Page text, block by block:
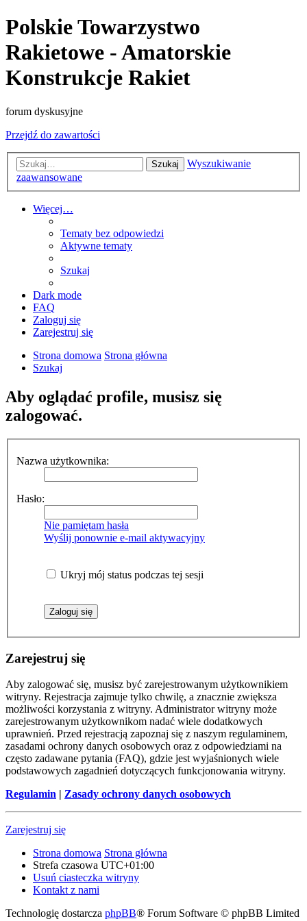
Polskie Towarzystwo
Rakietowe - Amatorskie
Konstrukcje Rakiet
forum dyskusyjne
Przejdź do zawartości
Szukaj
Wyszukiwanie
zaawansowane
Więcej…
Tematy bez odpowiedzi
Aktywne tematy
Szukaj
Dark mode
FAQ
Zaloguj się
Zarejestruj się
Strona domowa Strona główna
Szukaj
Aby oglądać profile, musisz się
zalogować.
Nazwa użytkownika:
Hasło:
Nie pamiętam hasła
Wyślij ponownie e-mail aktywacyjny
Ukryj mój status podczas tej sesji
Zarejestruj się
Aby zalogować się, musisz być zarejestrowanym użytkownikiem
witryny. Rejestracja zajmuje tylko chwilę, a znacznie zwiększa
możliwości korzystania z witryny. Administrator witryny może
zarejestrowanym użytkownikom nadać wiele dodatkowych
uprawnień. Przed rejestracją zapoznaj się z naszym regulaminem,
zasadami ochrony danych osobowych oraz z odpowiedziami na
często zadawane pytania (FAQ), gdzie jest wyjaśnionych wiele
podstawowych zagadnień dotyczących funkcjonowania witryny.
Regulamin | Zasady ochrony danych osobowych
Zarejestruj się
Strona domowa Strona główna
Strefa czasowa UTC+01:00
Usuń ciasteczka witryny
Kontakt z nami
Technologię dostarcza phpBB® Forum Software © phpBB Limited